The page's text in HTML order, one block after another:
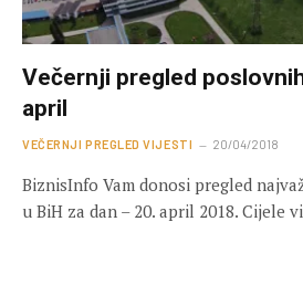
Večernji pregled
april
VEČERNJI PREGLED VIJESTI 20/04/2018
BiznisInfo Vam donosi pregled
u BiH za dan – 20. april 2018. Cijele